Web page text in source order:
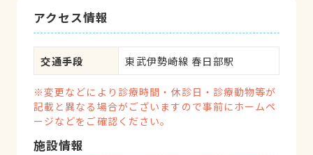
アクセス情報
交通手段 東武伊勢崎線 春日部駅
※変更などにより診療時間・休診日・診療動物等が
記載と異なる場合がございますので事前にホームペ
ージなどをご確認ください。
施設情報